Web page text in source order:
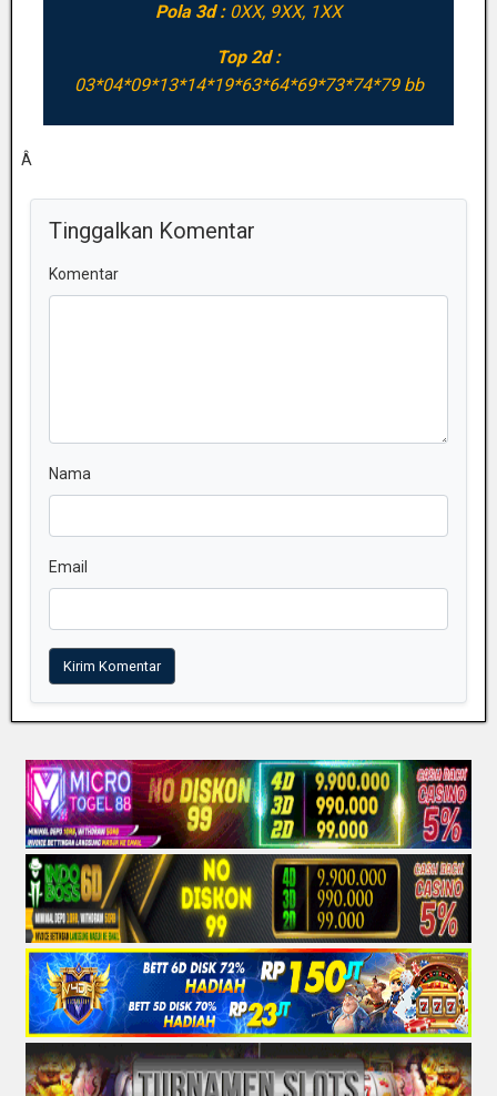
Pola 3d : 0XX, 9XX, 1XX
Top 2d :
03*04*09*13*14*19*63*64*69*73*74*79 bb
Â
Tinggalkan Komentar
Komentar
Nama
Email
Kirim Komentar